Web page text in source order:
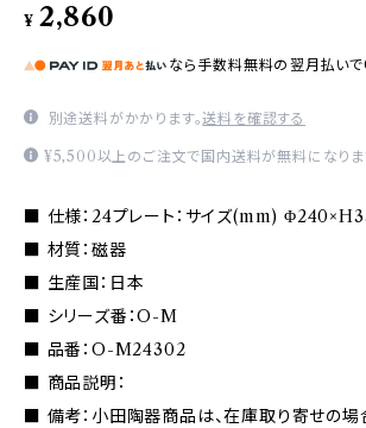
¥ 2,860
なら 手数料無料の 翌月払い
別途送料がかかります。送料を確認する
¥5,500以上のご注文で国内送料が無料になりま
■ 仕様：24プレート：サイズ(mm)
■ 材質：磁器
■ 生産国：日本
■ シリーズ番：O-M
■ 品番：O-M24302
■ 商品説明：
■ 備考：小田陶器商品は、在庫取り寄せの場